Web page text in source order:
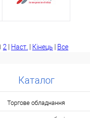
2 Наст. Кінець Все
Каталог
Торгове обладнання